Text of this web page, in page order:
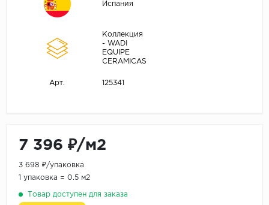
Испания
Коллекция
- WADI
EQUIPE
CERAMICAS
Арт. 125341
7 396 ₽/м2
3 698 ₽/упаковка
1 упаковка = 0.5 м2
Товар доступен для заказа